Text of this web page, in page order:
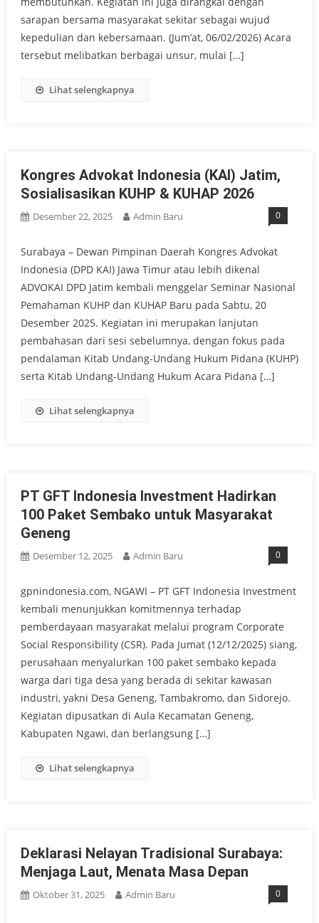
sarapan bersama masyarakat sekitar sebagai wujud
kepedulian dan kebersamaan. (Jum’at, 06/02/2026) Acara
tersebut melibatkan berbagai unsur, mulai […]
Lihat selengkapnya
Kongres Advokat Indonesia (KAI) Jatim,
Sosialisasikan KUHP & KUHAP 2026
Desember 22, 2025 Admin Baru 0
Surabaya – Dewan Pimpinan Daerah Kongres Advokat
Indonesia (DPD KAI) Jawa Timur atau lebih dikenal
ADVOKAI DPD Jatim kembali menggelar Seminar Nasional
Pemahaman KUHP dan KUHAP Baru pada Sabtu, 20
Desember 2025. Kegiatan ini merupakan lanjutan
pembahasan dari sesi sebelumnya, dengan fokus pada
pendalaman Kitab Undang-Undang Hukum Pidana (KUHP)
serta Kitab Undang-Undang Hukum Acara Pidana […]
Lihat selengkapnya
PT GFT Indonesia Investment Hadirkan
100 Paket Sembako untuk Masyarakat
Geneng
Desember 12, 2025 Admin Baru 0
gpnindonesia.com, NGAWI – PT GFT Indonesia Investment
kembali menunjukkan komitmennya terhadap
pemberdayaan masyarakat melalui program Corporate
Social Responsibility (CSR). Pada Jumat (12/12/2025) siang,
perusahaan menyalurkan 100 paket sembako kepada
warga dari tiga desa yang berada di sekitar kawasan
industri, yakni Desa Geneng, Tambakromo, dan Sidorejo.
Kegiatan dipusatkan di Aula Kecamatan Geneng,
Kabupaten Ngawi, dan berlangsung […]
Lihat selengkapnya
Deklarasi Nelayan Tradisional Surabaya:
Menjaga Laut, Menata Masa Depan
Oktober 31, 2025 Admin Baru 0